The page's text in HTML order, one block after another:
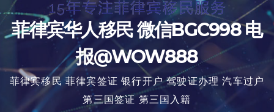
菲律宾华人移民 微信BGC998 电
报@WOW888
菲律宾移民 菲律宾签证 银行开户 驾驶证办理 汽车过户
第三国签证 第三国入籍